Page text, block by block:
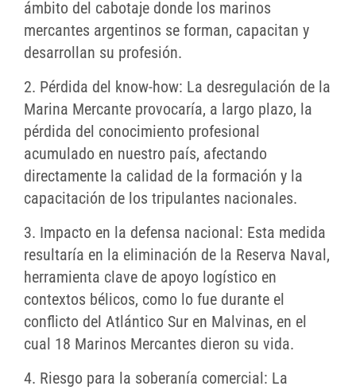
ámbito del cabotaje donde los marinos
mercantes argentinos se forman, capacitan y
desarrollan su profesión.
2. Pérdida del know-how: La desregulación de la
Marina Mercante provocaría, a largo plazo, la
pérdida del conocimiento profesional
acumulado en nuestro país, afectando
directamente la calidad de la formación y la
capacitación de los tripulantes nacionales.
3. Impacto en la defensa nacional: Esta medida
resultaría en la eliminación de la Reserva Naval,
herramienta clave de apoyo logístico en
contextos bélicos, como lo fue durante el
conflicto del Atlántico Sur en Malvinas, en el
cual 18 Marinos Mercantes dieron su vida.
4. Riesgo para la soberanía comercial: La